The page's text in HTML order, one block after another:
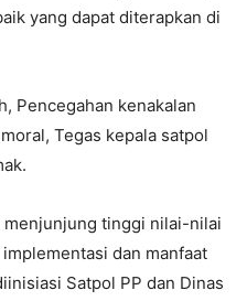
yang dapat diterapkan di
Pencegahan kenakalan
Tegas kepala satpol
menjunjung tinggi nilai-nilai
dan manfaat
Satpol PP dan Dinas